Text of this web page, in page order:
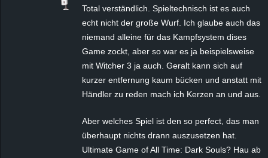
Total verständlich. Spieltechnisch ist es auch
echt nicht der große Wurf. Ich glaube auch das
niemand alleine für das Kampfsystem dises
Game zockt, aber so war es ja beispielsweise
mit Witcher 3 ja auch. Geralt kann sich auf
kurzer entfernung kaum bücken und anstatt mit
Händler zu reden mach ich Kerzen an und aus.
Aber welches Spiel ist den so perfect, das man
überhaupt nichts drann auszusetzen hat.
Ultimate Game of All Time: Dark Souls? Hau ab